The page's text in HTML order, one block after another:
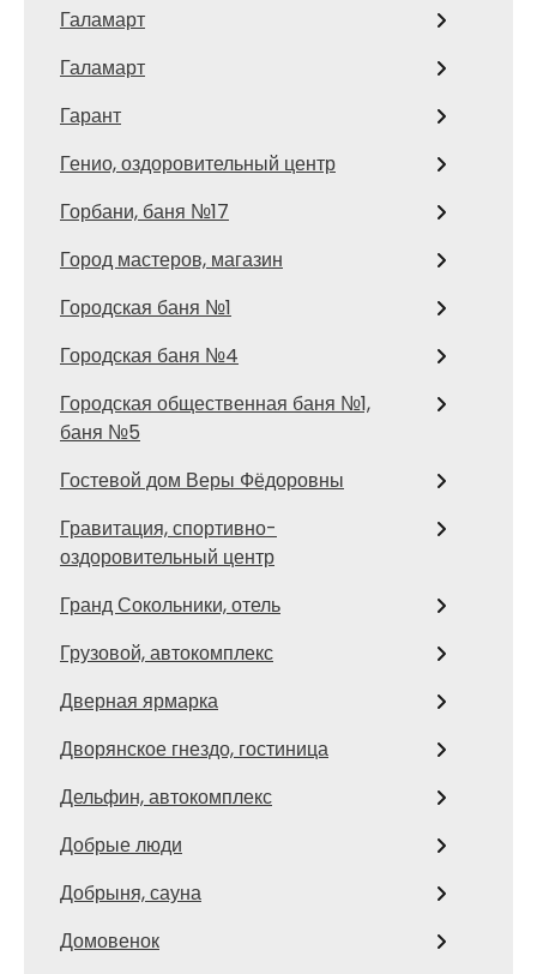
Галамарт
Галамарт
Гарант
Генио, оздоровительный центр
Горбани, баня №17
Город мастеров, магазин
Городская баня №1
Городская баня №4
Городская общественная баня №1,
баня №5
Гостевой дом Веры Фёдоровны
Гравитация, спортивно-
оздоровительный центр
Гранд Сокольники, отель
Грузовой, автокомплекс
Дверная ярмарка
Дворянское гнездо, гостиница
Дельфин, автокомплекс
Добрые люди
Добрыня, сауна
Домовенок